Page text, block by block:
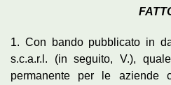
1. Con bando pubblicato in
s.c.a.r.l. (in seguito, V.),
permanente per le aziende